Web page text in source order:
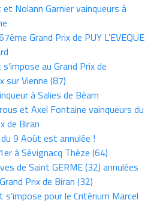
Nolann Garnier vainqueurs à
Grand Prix de PUY L’EVEQUE
au Grand Prix de
sur Vienne (87)
à Salies de Béarn
et Axel Fontaine vainqueurs du
de Biran
9 Août est annulée !
à Sévignacq Théze (64)
de Saint GERME (32) annulées
Prix de Biran (32)
s’impose pour le Critérium Marcel